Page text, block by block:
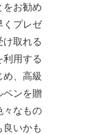
をお勧め
くプレゼ
取れる
用する
、高級
ペンを贈
々なもの
いかも